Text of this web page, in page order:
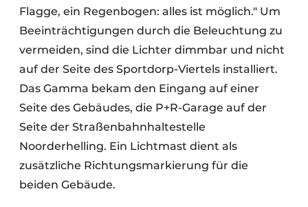
Flagge, ein Regenbogen: alles ist möglich." Um
Beeinträchtigungen durch die Beleuchtung zu
vermeiden, sind die Lichter dimmbar und nicht
auf der Seite des Sportdorp-Viertels installiert.
Das Gamma bekam den Eingang auf einer
Seite des Gebäudes, die P+R-Garage auf der
Seite der Straßenbahnhaltestelle
Noorderhelling. Ein Lichtmast dient als
zusätzliche Richtungsmarkierung für die
beiden Gebäude.